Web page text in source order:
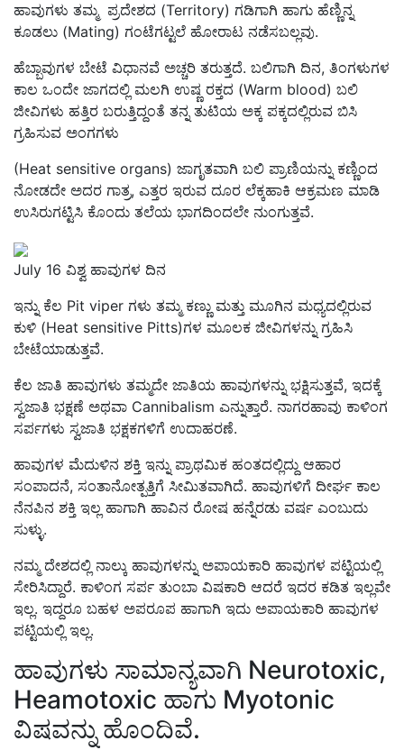
ಹಾವುಗಳು ತಮ್ಮ ಪ್ರದೇಶದ (Territory) ಗಡಿಗಾಗಿ ಹಾಗು ಹೆಣ್ಣಿನ್ನ
ಕೂಡಲು (Mating) ಗಂಟೆಗಟ್ಟಲೆ ಹೋರಾಟ ನಡೆಸಬಲ್ಲವು.
ಹೆಬ್ಬಾವುಗಳ ಬೇಟೆ ವಿಧಾನವೆ ಅಚ್ಚರಿ ತರುತ್ತದೆ. ಬಲಿಗಾಗಿ ದಿನ, ತಿಂಗಳುಗಳ
ಕಾಲ ಒಂದೇ ಜಾಗದಲ್ಲಿ ಮಲಗಿ ಉಷ್ಣ ರಕ್ತದ (Warm blood) ಬಲಿ
ಜೀವಿಗಳು ಹತ್ತಿರ ಬರುತ್ತಿದ್ದಂತೆ ತನ್ನ ತುಟಿಯ ಅಕ್ಕ ಪಕ್ಕದಲ್ಲಿರುವ ಬಿಸಿ
ಗ್ರಹಿಸುವ ಅಂಗಗಳು
(Heat sensitive organs) ಜಾಗೃತವಾಗಿ ಬಲಿ ಪ್ರಾಣಿಯನ್ನು ಕಣ್ಣಿಂದ
ನೋಡದೇ ಅದರ ಗಾತ್ರ, ಎತ್ತರ ಇರುವ ದೂರ ಲೆಕ್ಕಹಾಕಿ ಆಕ್ರಮಣ ಮಾಡಿ
ಉಸಿರುಗಟ್ಟಿಸಿ ಕೊಂದು ತಲೆಯ ಭಾಗದಿಂದಲೇ ನುಂಗುತ್ತವೆ.
July 16 ವಿಶ್ವ ಹಾವುಗಳ ದಿನ
ಇನ್ನು ಕೆಲ Pit viper ಗಳು ತಮ್ಮ ಕಣ್ಣು ಮತ್ತು ಮೂಗಿನ ಮಧ್ಯದಲ್ಲಿರುವ
ಕುಳಿ (Heat sensitive Pitts)ಗಳ ಮೂಲಕ ಜೀವಿಗಳನ್ನು ಗ್ರಹಿಸಿ
ಬೇಟೆಯಾಡುತ್ತವೆ.
ಕೆಲ ಜಾತಿ ಹಾವುಗಳು ತಮ್ಮದೇ ಜಾತಿಯ ಹಾವುಗಳನ್ನು ಭಕ್ಷಿಸುತ್ತವೆ, ಇದಕ್ಕೆ
ಸ್ವಜಾತಿ ಭಕ್ಷಣೆ ಅಥವಾ Cannibalism ಎನ್ನುತ್ತಾರೆ. ನಾಗರಹಾವು ಕಾಳಿಂಗ
ಸರ್ಪಗಳು ಸ್ವಜಾತಿ ಭಕ್ಷಕಗಳಿಗೆ ಉದಾಹರಣೆ.
ಹಾವುಗಳ ಮೆದುಳಿನ ಶಕ್ತಿ ಇನ್ನು ಪ್ರಾಥಮಿಕ ಹಂತದಲ್ಲಿದ್ದು ಆಹಾರ
ಸಂಪಾದನೆ, ಸಂತಾನೋತ್ಪತ್ತಿಗೆ ಸೀಮಿತವಾಗಿದೆ. ಹಾವುಗಳಿಗೆ ದೀರ್ಘ ಕಾಲ
ನೆನಪಿನ ಶಕ್ತಿ ಇಲ್ಲ ಹಾಗಾಗಿ ಹಾವಿನ ರೋಷ ಹನ್ನೆರಡು ವರ್ಷ ಎಂಬುದು
ಸುಳ್ಳು.
ನಮ್ಮ ದೇಶದಲ್ಲಿ ನಾಲ್ಕು ಹಾವುಗಳನ್ನು ಅಪಾಯಕಾರಿ ಹಾವುಗಳ ಪಟ್ಟಿಯಲ್ಲಿ
ಸೇರಿಸಿದ್ದಾರೆ. ಕಾಳಿಂಗ ಸರ್ಪ ತುಂಬಾ ವಿಷಕಾರಿ ಆದರೆ ಇದರ ಕಡಿತ ಇಲ್ಲವೇ
ಇಲ್ಲ. ಇದ್ದರೂ ಬಹಳ ಅಪರೂಪ ಹಾಗಾಗಿ ಇದು ಅಪಾಯಕಾರಿ ಹಾವುಗಳ
ಪಟ್ಟಿಯಲ್ಲಿ ಇಲ್ಲ.
ಹಾವುಗಳು ಸಾಮಾನ್ಯವಾಗಿ Neurotoxic,
Heamotoxic ಹಾಗು Myotonic
ವಿಷವನ್ನು ಹೊಂದಿವೆ.